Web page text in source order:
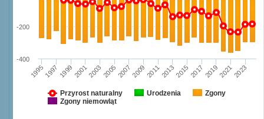
Przyrost naturalny Urodzenia
Zgony
Zgony niemowląt
19951997 1999200120032005200720092011201320152017 201920212023
-400
-200